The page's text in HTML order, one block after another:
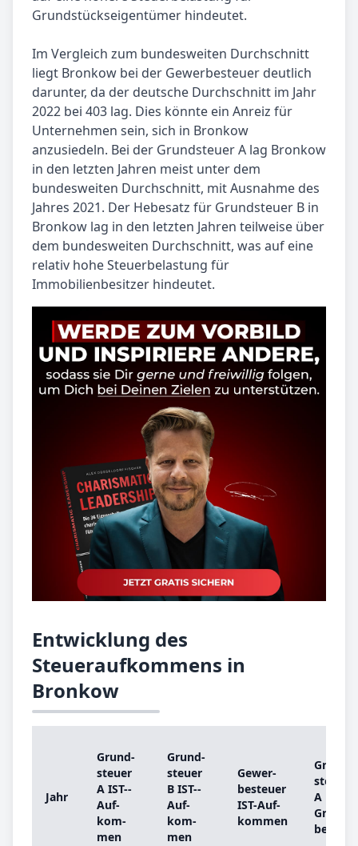
Grundstückseigentümer hindeutet.
Im Vergleich zum bundesweiten Durchschnitt
liegt Bronkow bei der Gewerbesteuer deutlich
darunter, da der deutsche Durchschnitt im Jahr
2022 bei 403 lag. Dies könnte ein Anreiz für
Unternehmen sein, sich in Bronkow
anzusiedeln. Bei der Grundsteuer A lag Bronkow
in den letzten Jahren meist unter dem
bundesweiten Durchschnitt, mit Ausnahme des
Jahres 2021. Der Hebesatz für Grundsteuer B in
Bronkow lag in den letzten Jahren teilweise über
dem bundesweiten Durchschnitt, was auf eine
relativ hohe Steuerbelastung für
Immobilienbesitzer hindeutet.
Entwicklung des
Steueraufkommens in
Bronkow
Jahr
Grund­
steu­er
A IST-­
Auf­
kom­
men
Grund­
steu­er
B IST-­
Auf­
kom­
men
Ge­wer­
be­steu­er
IST-­Auf­
kom­men
Grund­
steu­er
A
Grund­
be­trag